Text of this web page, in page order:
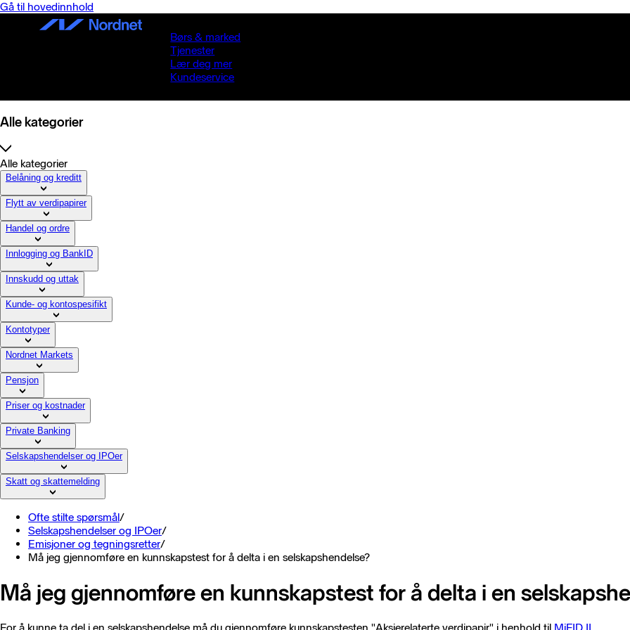
Gå til hovedinnhold
Børs & marked
Tjenester
Lær deg mer
Kundeservice
Alle kategorier
Alle kategorier
Belåning og kreditt
Flytt av verdipapirer
Handel og ordre
Innlogging og BankID
Innskudd og uttak
Kunde- og kontospesifikt
Kontotyper
Nordnet Markets
Pensjon
Priser og kostnader
Private Banking
Selskapshendelser og IPOer
Skatt og skattemelding
Ofte stilte spørsmål/
Selskapshendelser og IPOer/
Emisjoner og tegningsretter/
Må jeg gjennomføre en kunnskapstest for å delta i en selskapshendelse?
Må jeg gjennomføre en kunnskapstest for å delta i en